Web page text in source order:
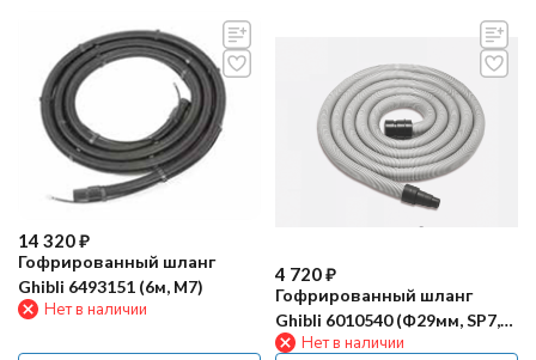
14 320₽
Гофрированный шланг
Ghibli 6493151 (6м, М7)
Нет в наличии
4 720₽
Гофрированный шланг
Ghibli 6010540 (Ф29мм, SP7,
SP8 компл.)
Нет в наличии